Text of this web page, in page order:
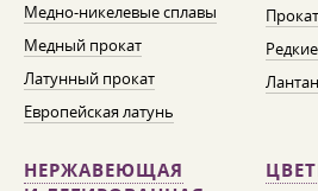
Медно-никелевые сплавы
Медный прокат
Латунный прокат
Европейская латунь
НЕРЖАВЕЮЩАЯ